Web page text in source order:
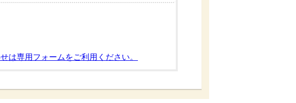
専用フォームをご利用ください。